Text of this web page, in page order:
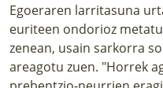
Egoeraren larritasuna
euriteen ondorioz
zenean, usain sarkorra
areagotu zuen. "Horrek